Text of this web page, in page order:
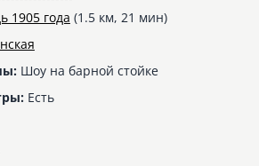
1905 года (1.5 км, 21 мин)
Шоу на барной стойке
Есть